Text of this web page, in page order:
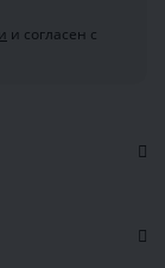
и согласен с